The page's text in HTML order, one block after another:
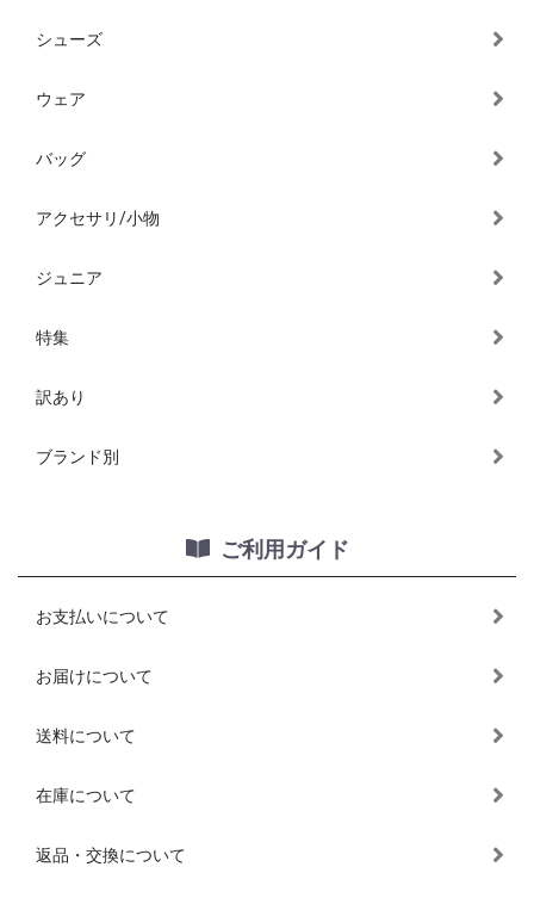
シューズ
ウェア
バッグ
アクセサリ/小物
ジュニア
特集
訳あり
ブランド別
ご利用ガイド
お支払いについて
お届けについて
送料について
在庫について
返品・交換について